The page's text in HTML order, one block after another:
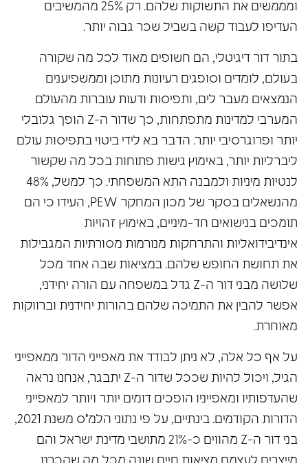
ומממשים את התשוקות שלהם. רק 25% מהמשיבים
העדיפו לעבוד קשה בשביל שכר גבוה יותר.
בתור דור דיגיטלי, הם חשופים מאוד לכל מה שקורה
בעולם, לומדים וסופגים רעיונות מתוכן וממשפיענים
הנמצאים מעבר לים, ותפיסות ודעות עוברות מהעולם
המערבי למדינות מתפתחות, כך שדור ה-Z הופך גלובלי
יותר ופרוגרסיבי יותר. הדבר בא לידי ביטוי בתפיסות עולם
ליברליות יותר, באימוץ גישות פתוחות בכל מה שקשור
לנטיות מיניות ולמבנה התא המשפחתי. כך למשל, 48%
מהנשאלים בסקר של מכון המחקר PEW, העידו כי הם
תומכים בנישואים חד-מיניים, באימוץ זהויות
אינדיבידואליות והתרחקות מנורמות מסורתיות המגבילות
את תחושת החופש שלהם. במציאות שבה אחד מכל
שלושה מבני דור ה-Z גדל במשפחה עם הורה יחידני,
אפשר להבין את התמיכה שלהם בהורות יחידנית וברווקות
מאוחרת.
על אף כל אלה, לא ניתן לבודד את מאפייני הדור ממאפייני
הגיל, ויכול להיות שככל שדור ה-Z יתבגר, אנחנו נראה
שהעדפותיו ומאפייניו הופכים דומים יותר ויותר למאפייני
הדורות הקודמים. בינתיים, על פי נתוני הלמ"ס משנת 2021,
בני דור ה-Z מהווים כ-21% מתושבי מדינת ישראל והם